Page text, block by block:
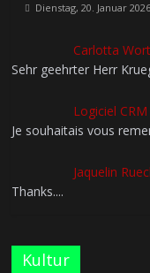
Dienstag, 20. Januar 2026
Carlotta
Sehr geehrter Herr
Logiciel
Je souhaitais vous
Jaquelin
Thanks....
Kultur